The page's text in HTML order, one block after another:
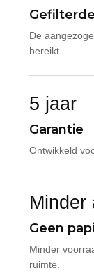
De
bereikt.
5 jaar
Garantie
Ontwikkeld
Minder
Geen
Minder
ruimte.